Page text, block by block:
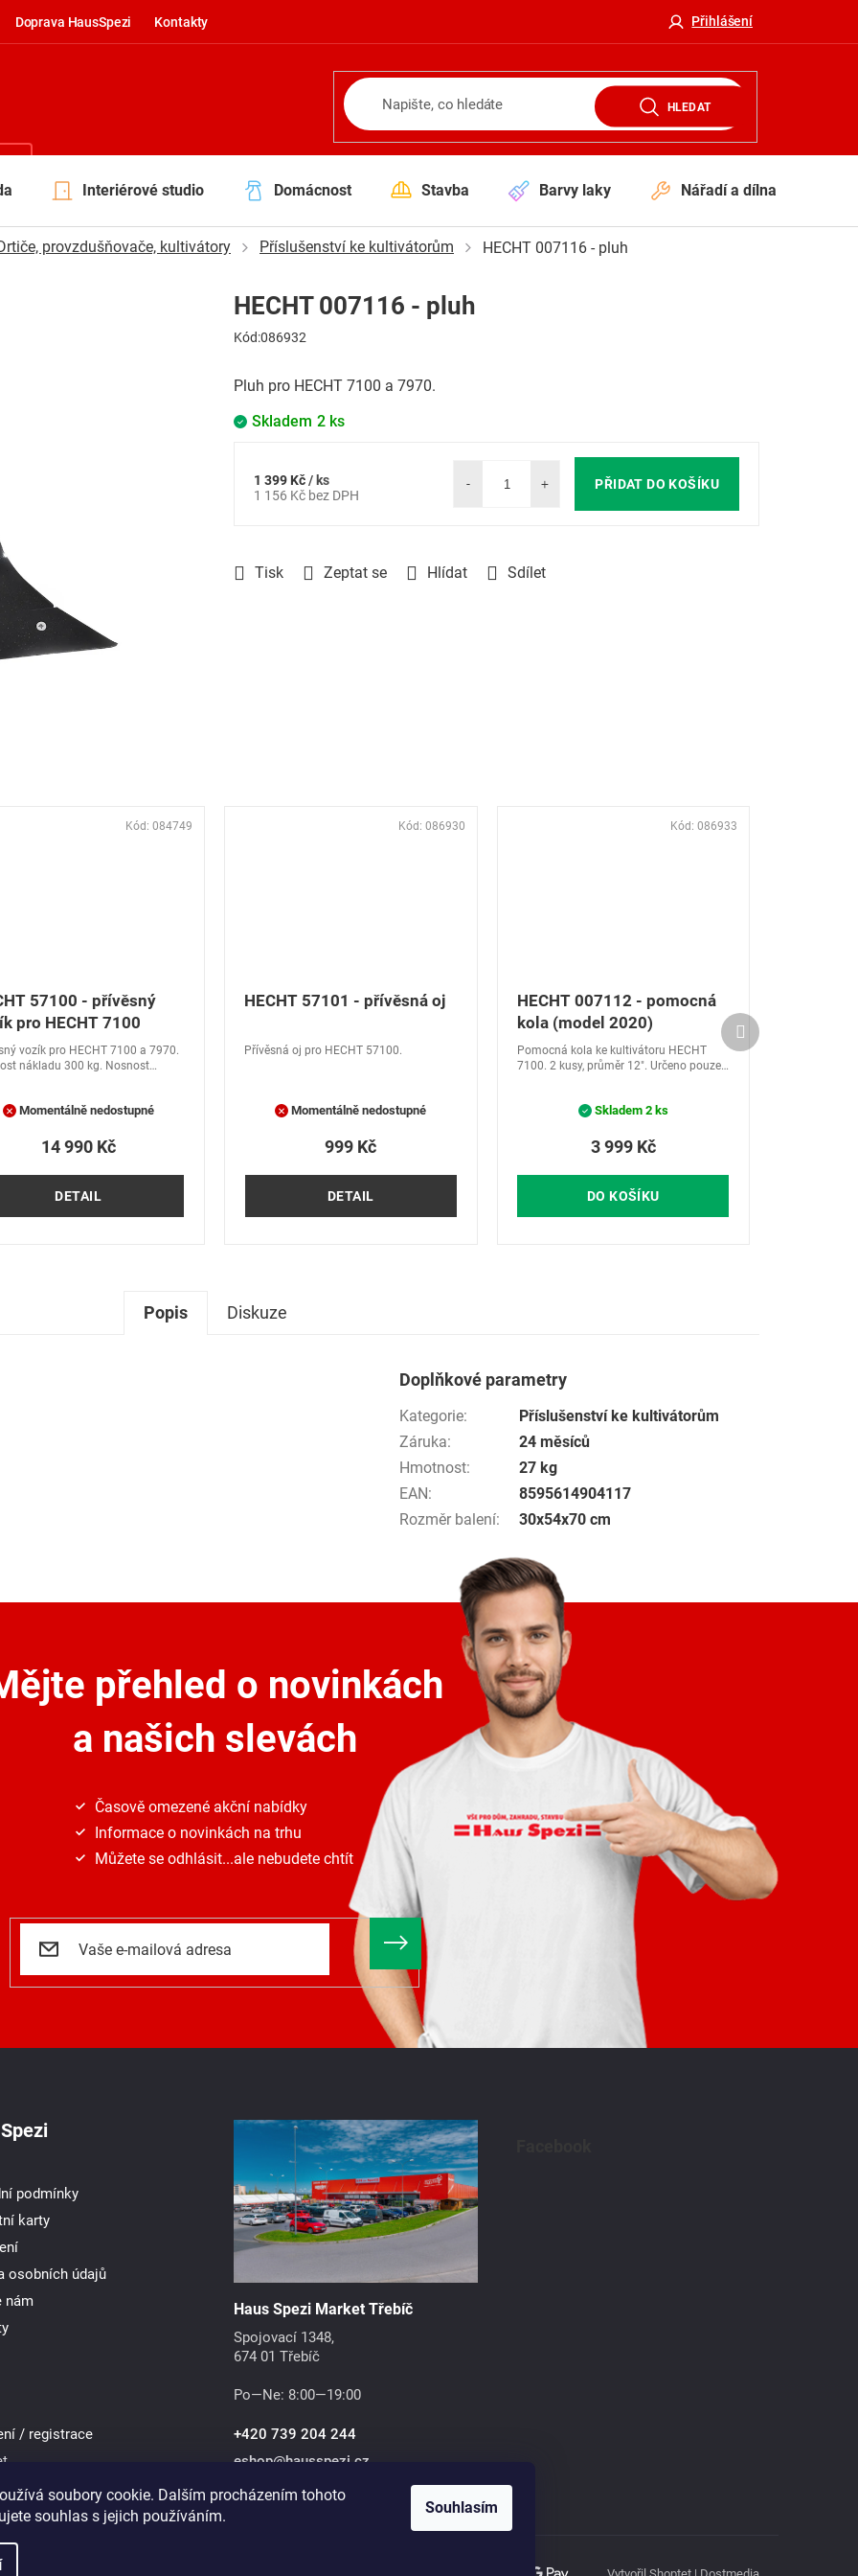
soubory cookie. Dalším procházením tohoto
souhlas s jejich používáním.
Souhlasím
Doprava HausSpezi Kontakty Přihlášení
HLEDAT
Interiérové studio Domácnost Stavba Barvy laky Nářadí a dílna
provzdušňovače, kultivátory Příslušenství ke kultivátorům HECHT 007116 - pluh
Skladem 2 ks
Pluh pro HECHT 7100 a 7970.
Tisk Zeptat se Hlídat Sdílet
HECHT 007116 - pluh
Kód:086932
1 399 Kč/ ks
1 156 Kč bez DPH
Měrná
PŘIDAT DO KOŠÍKU
57100 - přívěsný
pro HECHT 7100
14 990 Kč
DETAIL
vozík pro HECHT 7100 a 7970.
nákladu 300 kg. Nosnost
Momentálně nedostupné
Kód: 084749
HECHT 57101 - přívěsná oj
999 Kč
DETAIL
Přívěsná oj pro HECHT 57100.
Momentálně nedostupné
Kód: 086930
HECHT 007112 - pomocná
kola (model 2020)
3 999 Kč
DO KOŠÍKU
Pomocná kola ke kultivátoru HECHT
7100. 2 kusy, průměr 12". Určeno pouze
Skladem 2 ks
Kód: 086933
Další
produkt
Popis Diskuze
Doplňkové parametry
Kategorie:
Příslušenství ke kultivátorům
Záruka:
24 měsíců
Hmotnost:
27 kg
EAN:
8595614904117
Rozměr balení: 30x54x70 cm
přehled o novinkách
a našich slevách
Časově omezené akční nabídky
Informace o novinkách na trhu
Můžete se odhlásit...ale nebudete chtít
podmínky
karty
osobních údajů
nám
/ registrace
Haus Spezi Market Třebíč
Spojovací 1348,
674 01 Třebíč
Po—Ne: 8:00—19:00
+420 739 204 244
eshop@hausspezi.cz